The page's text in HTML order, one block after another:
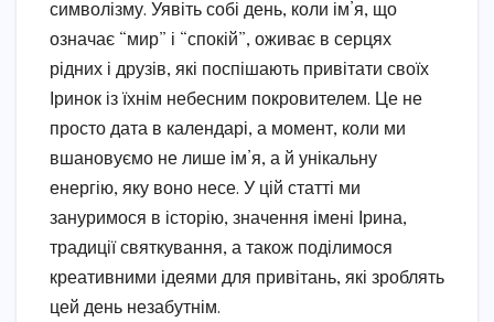
символізму. Уявіть собі день, коли ім’я, що
означає “мир” і “спокій”, оживає в серцях
рідних і друзів, які поспішають привітати своїх
Іринок із їхнім небесним покровителем. Це не
просто дата в календарі, а момент, коли ми
вшановуємо не лише ім’я, а й унікальну
енергію, яку воно несе. У цій статті ми
зануримося в історію, значення імені Ірина,
традиції святкування, а також поділимося
креативними ідеями для привітань, які зроблять
цей день незабутнім.